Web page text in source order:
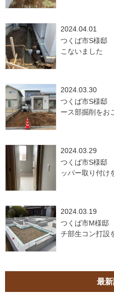
2024.04.01
つくば市S様
こないました
2024.03.30
つくば市S様
ース部掘削をお
2024.03.29
つくば市S様
ッパー取り付け
2024.03.19
つくば市M様
チ部生コン打設
最